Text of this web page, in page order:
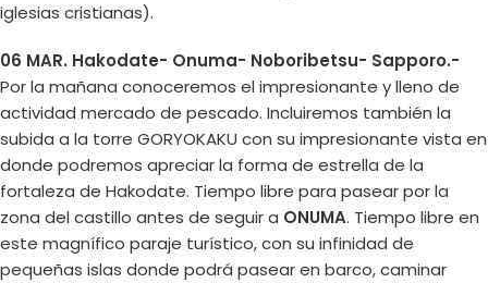
iglesias cristianas).
06 MAR. Hakodate- Onuma- Noboribetsu- Sapporo.-
Por la mañana conoceremos el impresionante y lleno de
actividad mercado de pescado. Incluiremos también la
subida a la torre GORYOKAKU con su impresionante vista en
donde podremos apreciar la forma de estrella de la
fortaleza de Hakodate. Tiempo libre para pasear por la
zona del castillo antes de seguir a ONUMA. Tiempo libre en
este magnífico paraje turístico, con su infinidad de
pequeñas islas donde podrá pasear en barco, caminar